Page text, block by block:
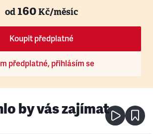
od160Kč/měsíc
Koupit předplatné
předplatné, přihlásím se
by vás zajímat